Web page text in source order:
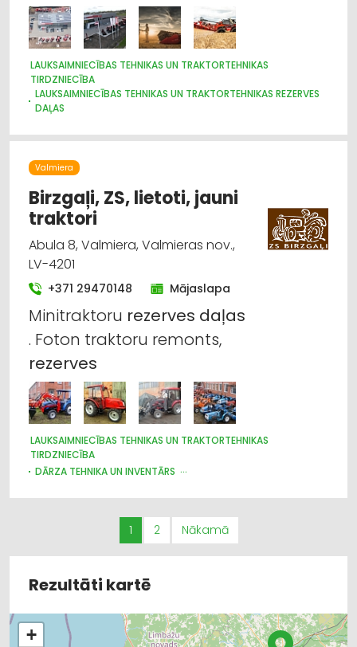
LAUKSAIMNIECĪBAS TEHNIKAS UN TRAKTORTEHNIKAS
TIRDZNIECĪBA
LAUKSAIMNIECĪBAS TEHNIKAS UN TRAKTORTEHNIKAS REZERVES
DAĻAS
LABOŠANA, REMONTS
LAUKSAIMNIECĪBAS PAKALPOJUMI
IEKRAUŠANAS UN IZKRAUŠANAS TEHNIKA
Valmiera
Birzgaļi, ZS, lietoti, jauni
traktori
Abula 8, Valmiera, Valmieras nov.,
LV-4201
+371 29470148 Mājaslapa
Minitraktoru rezerves daļas
. Foton traktoru remonts,
rezerves
LAUKSAIMNIECĪBAS TEHNIKAS UN TRAKTORTEHNIKAS
TIRDZNIECĪBA
DĀRZA TEHNIKA UN INVENTĀRS
LABOŠANA, REMONTS
LAUKSAIMNIECĪBAS TEHNIKAS UN TRAKTORTEHNIKAS REZERVES
1 2 Nākamā
Rezultāti kartē
+